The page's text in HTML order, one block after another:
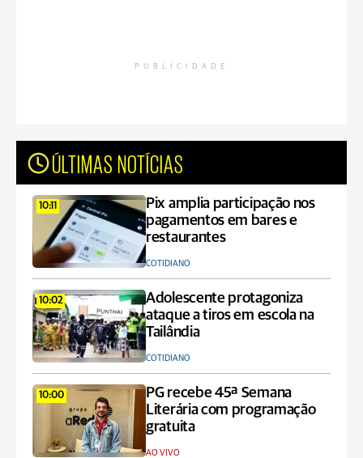
PUBLICIDADE
ÚLTIMAS NOTÍCIAS
10:11
Pix amplia participação nos
pagamentos em bares e
restaurantes
COTIDIANO
10:02
Adolescente protagoniza
ataque a tiros em escola na
Tailândia
COTIDIANO
10:00
PG recebe 45ª Semana
Literária com programação
gratuita
AO VIVO